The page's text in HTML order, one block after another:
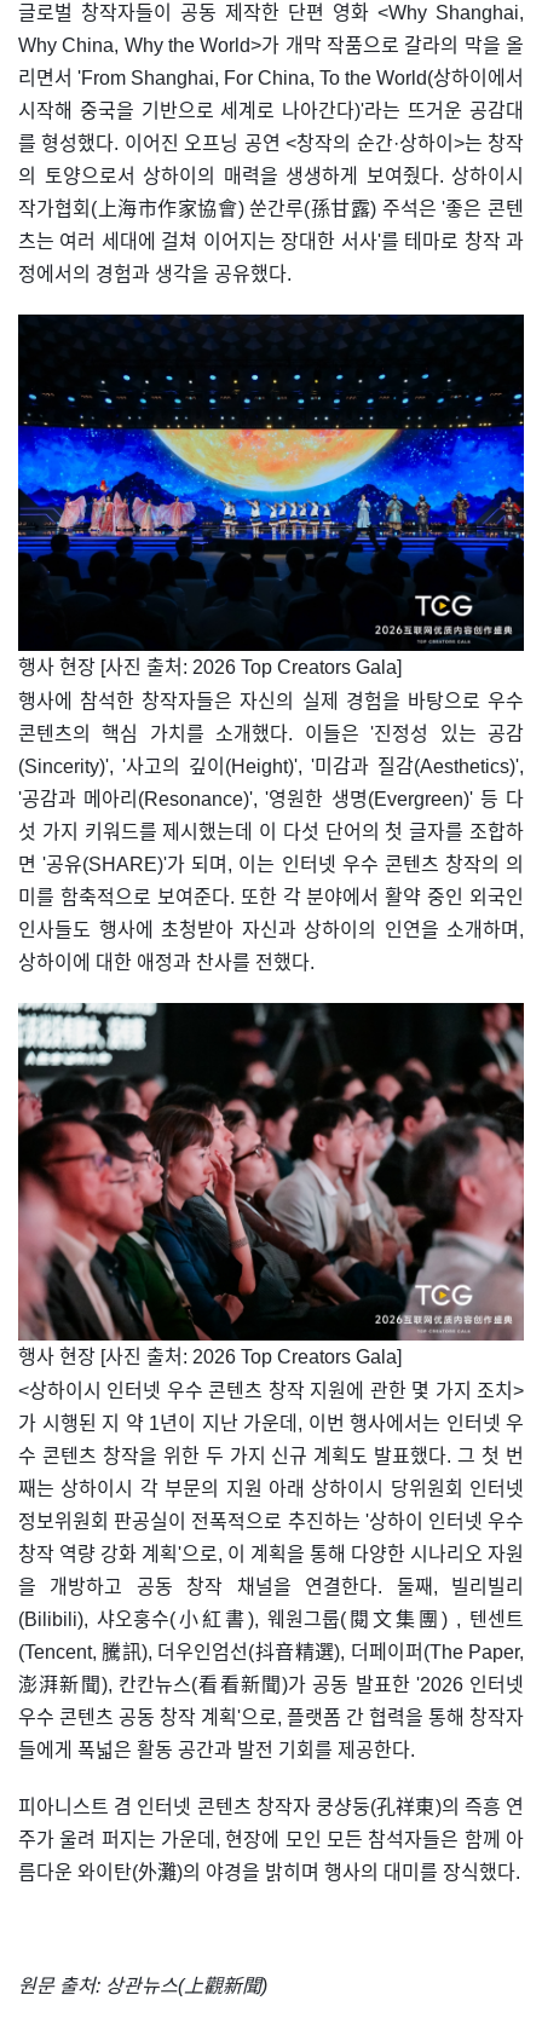
글로벌 창작자들이 공동 제작한 단편 영화 <Why Shanghai,
Why China, Why the World>가 개막 작품으로 갈라의 막을 올
리면서 'From Shanghai, For China, To the World(상하이에서
시작해 중국을 기반으로 세계로 나아간다)'라는 뜨거운 공감대
를 형성했다. 이어진 오프닝 공연 <창작의 순간·상하이>는 창작
의 토양으로서 상하이의 매력을 생생하게 보여줬다. 상하이시
작가협회(上海市作家協會) 쑨간루(孫甘露) 주석은 '좋은 콘텐
츠는 여러 세대에 걸쳐 이어지는 장대한 서사'를 테마로 창작 과
정에서의 경험과 생각을 공유했다.
​행사 현장 [사진 출처: 2026 Top Creators Gala]
행사에 참석한 창작자들은 자신의 실제 경험을 바탕으로 우수
콘텐츠의 핵심 가치를 소개했다. 이들은 '진정성 있는 공감
(Sincerity)', '사고의 깊이(Height)', '미감과 질감(Aesthetics)',
'공감과 메아리(Resonance)', '영원한 생명(Evergreen)' 등 다
섯 가지 키워드를 제시했는데 이 다섯 단어의 첫 글자를 조합하
면 '공유(SHARE)'가 되며, 이는 인터넷 우수 콘텐츠 창작의 의
미를 함축적으로 보여준다. 또한 각 분야에서 활약 중인 외국인
인사들도 행사에 초청받아 자신과 상하이의 인연을 소개하며,
상하이에 대한 애정과 찬사를 전했다.
​행사 현장 [사진 출처: 2026 Top Creators Gala]
<상하이시 인터넷 우수 콘텐츠 창작 지원에 관한 몇 가지 조치>
가 시행된 지 약 1년이 지난 가운데, 이번 행사에서는 인터넷 우
수 콘텐츠 창작을 위한 두 가지 신규 계획도 발표했다. 그 첫 번
째는 상하이시 각 부문의 지원 아래 상하이시 당위원회 인터넷
정보위원회 판공실이 전폭적으로 추진하는 '상하이 인터넷 우수
창작 역량 강화 계획'으로, 이 계획을 통해 다양한 시나리오 자원
을 개방하고 공동 창작 채널을 연결한다. 둘째, 빌리빌리
(Bilibili), 샤오훙수(小紅書), 웨원그룹(閱文集團) , 텐센트
(Tencent, 騰訊), 더우인엄선(抖音精選), 더페이퍼(The Paper,
澎湃新聞), 칸칸뉴스(看看新聞)가 공동 발표한 '2026 인터넷
우수 콘텐츠 공동 창작 계획'으로, 플랫폼 간 협력을 통해 창작자
들에게 폭넓은 활동 공간과 발전 기회를 제공한다.
피아니스트 겸 인터넷 콘텐츠 창작자 쿵샹둥(孔祥東)의 즉흥 연
주가 울려 퍼지는 가운데, 현장에 모인 모든 참석자들은 함께 아
름다운 와이탄(外灘)의 야경을 밝히며 행사의 대미를 장식했다.
원문 출처: 상관뉴스(上觀新聞)